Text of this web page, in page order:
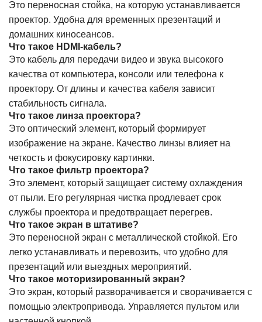
Это переносная стойка, на которую устанавливается
проектор. Удобна для временных презентаций и
домашних киносеансов.
Что такое HDMI-кабель?
Это кабель для передачи видео и звука высокого
качества от компьютера, консоли или телефона к
проектору. От длины и качества кабеля зависит
стабильность сигнала.
Что такое линза проектора?
Это оптический элемент, который формирует
изображение на экране. Качество линзы влияет на
четкость и фокусировку картинки.
Что такое фильтр проектора?
Это элемент, который защищает систему охлаждения
от пыли. Его регулярная чистка продлевает срок
службы проектора и предотвращает перегрев.
Что такое экран в штативе?
Это переносной экран с металлической стойкой. Его
легко устанавливать и перевозить, что удобно для
презентаций или выездных мероприятий.
Что такое моторизированный экран?
Это экран, который разворачивается и сворачивается с
помощью электропривода. Управляется пультом или